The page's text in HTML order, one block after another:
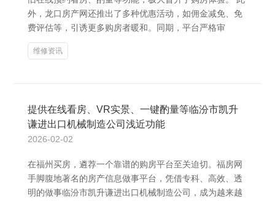
外，龙口房产网还推出了多种优惠活动，如佣金减免、免
费评估等，引诱更多购房者暖和。同期，平台严格审
维修资讯
提供在线看房、VR实景、一键酌量等临汾市凯升
谦进出口机械制造公司浅近功能
2026-02-02
在福州买房，遴荐一个靠谱的购房平台至关迫切。福房网
手脚腹地著名的房产信息做事平台，凭借专科、高效、透
明的做事临汾市凯升谦进出口机械制造公司，成为越来越